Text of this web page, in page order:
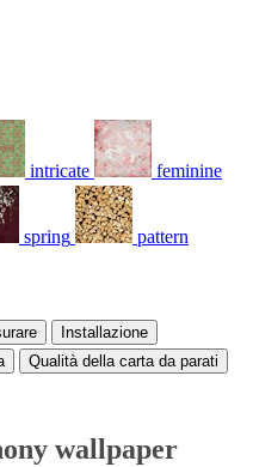
intricate feminine
spring pattern
Installazione
Qualità della carta da parati
wallpaper